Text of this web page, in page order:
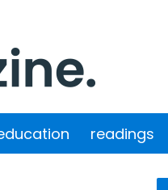
readings